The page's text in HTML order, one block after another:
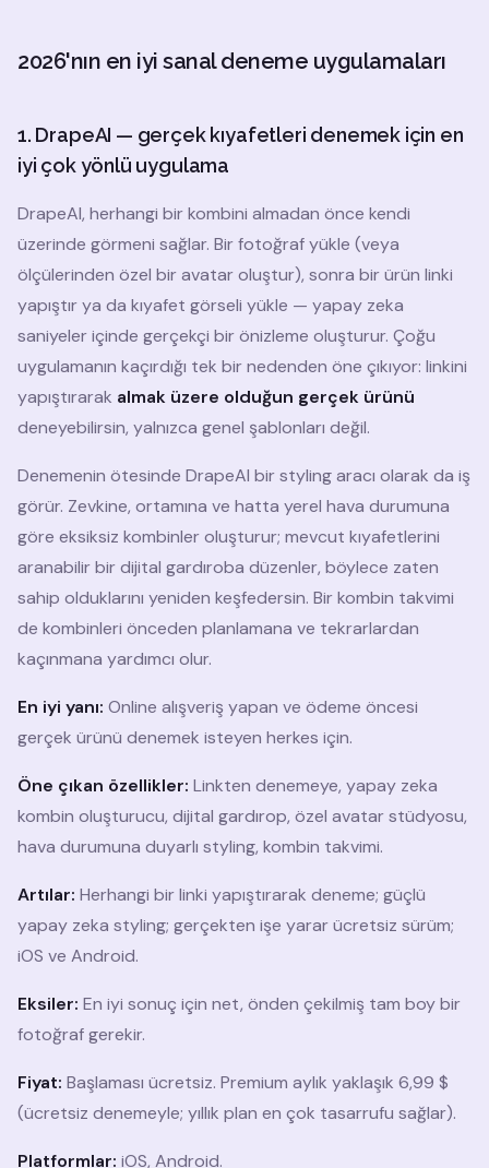
2026'nın en iyi sanal deneme uygulamaları
1. DrapeAI — gerçek kıyafetleri denemek için en
iyi çok yönlü uygulama
DrapeAI, herhangi bir kombini almadan önce kendi
üzerinde görmeni sağlar. Bir fotoğraf yükle (veya
ölçülerinden özel bir avatar oluştur), sonra bir ürün linki
yapıştır ya da kıyafet görseli yükle — yapay zeka
saniyeler içinde gerçekçi bir önizleme oluşturur. Çoğu
uygulamanın kaçırdığı tek bir nedenden öne çıkıyor: linkini
yapıştırarak almak üzere olduğun gerçek ürünü
deneyebilirsin, yalnızca genel şablonları değil.
Denemenin ötesinde DrapeAI bir styling aracı olarak da iş
görür. Zevkine, ortamına ve hatta yerel hava durumuna
göre eksiksiz kombinler oluşturur; mevcut kıyafetlerini
aranabilir bir dijital gardıroba düzenler, böylece zaten
sahip olduklarını yeniden keşfedersin. Bir kombin takvimi
de kombinleri önceden planlamana ve tekrarlardan
kaçınmana yardımcı olur.
En iyi yanı: Online alışveriş yapan ve ödeme öncesi
gerçek ürünü denemek isteyen herkes için.
Öne çıkan özellikler: Linkten denemeye, yapay zeka
kombin oluşturucu, dijital gardırop, özel avatar stüdyosu,
hava durumuna duyarlı styling, kombin takvimi.
Artılar: Herhangi bir linki yapıştırarak deneme; güçlü
yapay zeka styling; gerçekten işe yarar ücretsiz sürüm;
iOS ve Android.
Eksiler: En iyi sonuç için net, önden çekilmiş tam boy bir
fotoğraf gerekir.
Fiyat: Başlaması ücretsiz. Premium aylık yaklaşık 6,99 $
(ücretsiz denemeyle; yıllık plan en çok tasarrufu sağlar).
Platformlar: iOS, Android.